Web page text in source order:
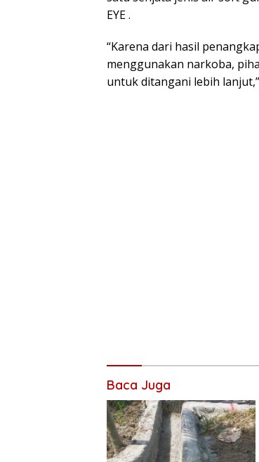
EYE .
“Karena dari hasil
menggunakan narkoba,
untuk ditangani lebih
Baca Juga